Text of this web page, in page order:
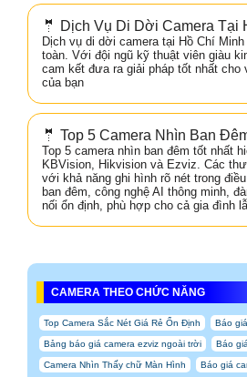
🤵 Dịch Vụ Di Dời Camera Tại
Dịch vụ di dời camera tại Hồ Chí
toàn. Với đội ngũ kỹ thuật viên giàu
cam kết đưa ra giải pháp tốt nhất cho
của bạn
🤵 Top 5 Camera Nhìn Ban
Top 5 camera nhìn ban đêm tốt nhất
KBVision, Hikvision và Ezviz. Các
với khả năng ghi hình rõ nét trong
ban đêm, công nghệ AI thông minh,
nối ổn định, phù hợp cho cả gia đình
CAMERA THEO CHỨC NĂNG
Top Camera Sắc Nét Giá Rẻ Ổn Định Báo
Bảng báo giá camera ezviz ngoài trời Báo
Camera Nhìn Thấy chữ Màn Hình Báo giá